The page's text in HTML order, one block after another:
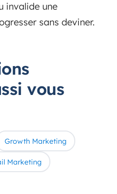
invalide une
sans deviner.
vous
Growth Marketing
Marketing